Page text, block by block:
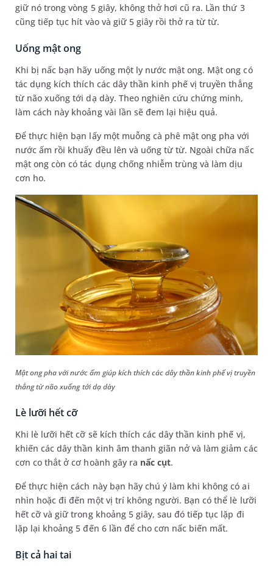
giữ nó trong vòng 5 giây, không thở hơi cũ ra. Lần thứ 3
cũng tiếp tục hít vào và giữ 5 giây rồi thở ra từ từ.
Uống mật ong
Khi bị nấc bạn hãy uống một ly nước mật ong. Mật ong có
tác dụng kích thích các dây thần kinh phế vị truyền thẳng
từ não xuống tới dạ dày. Theo nghiên cứu chứng minh,
làm cách này khoảng vài lần sẽ đem lại hiệu quả.
Để thực hiện bạn lấy một muỗng cà phê mật ong pha với
nước ấm rồi khuấy đều lên và uống từ từ. Ngoài chữa nấc
mật ong còn có tác dụng chống nhiễm trùng và làm dịu
cơn ho.
Mật ong pha với nước ấm giúp kích thích các dây thần kinh phế vị truyền
thẳng từ não xuống tới dạ dày
Lè lưỡi hết cỡ
Khi lè lưỡi hết cỡ sẽ kích thích các dây thần kinh phế vị,
khiến các dây thần kinh âm thanh giãn nở và làm giảm các
cơn co thắt ở cơ hoành gây ra nấc cụt.
Để thực hiện cách này bạn hãy chú ý làm khi không có ai
nhìn hoặc đi đến một vị trí không người. Bạn có thể lè lưỡi
hết cỡ và giữ trong khoảng 5 giây, sau đó tiếp tục lặp đi
lặp lại khoảng 5 đến 6 lần để cho cơn nấc biến mất.
Bịt cả hai tai